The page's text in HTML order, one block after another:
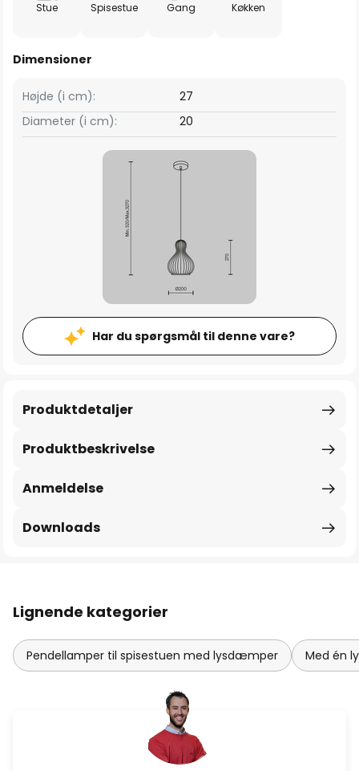
Stue Spisestue Gang Køkken
Dimensioner
Højde (i cm):
27
Diameter (i cm):
20
Har du spørgsmål til denne vare?
Produktbeskrivelse
Produktdetaljer
Anmeldelse
Downloads
Lignende kategorier
Pendellamper til spisestuen med lysdæmper Med én